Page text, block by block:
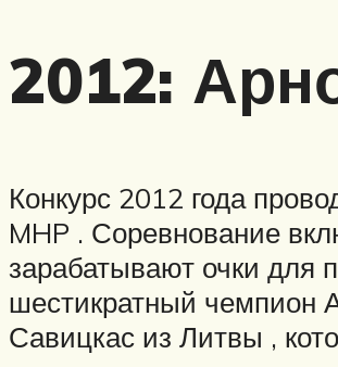
2012:
Конкурс 2012 года
MHP . Соревнование
зарабатывают очки для
шестикратный чемпион
Савицкас из Литвы ,